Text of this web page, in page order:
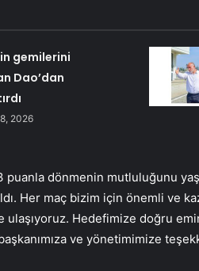
gemilerini
Dao’dan
2026
dönmenin mutluluğunu
Her maç bizim için önemli ve
ulaşıyoruz. Hedefimize doğru
ve yönetimimize